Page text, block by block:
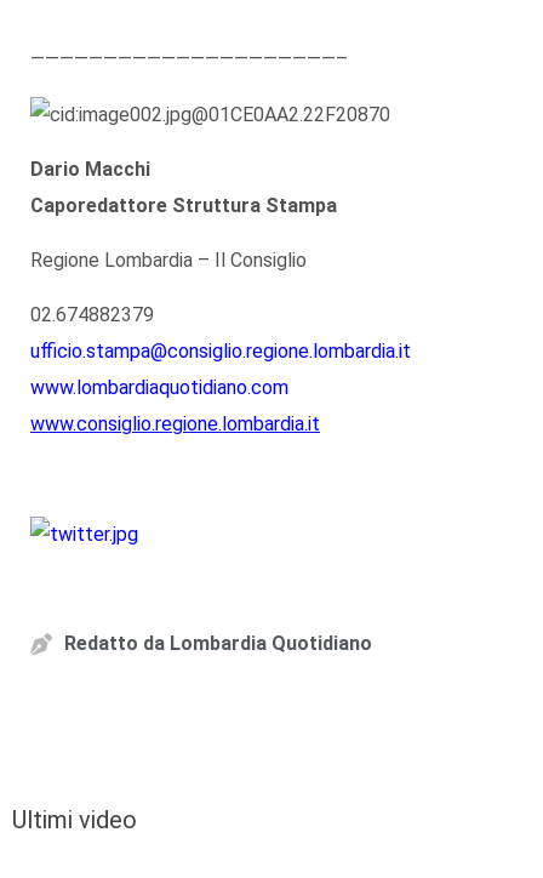
—————————————————————–
Dario Macchi
Caporedattore Struttura Stampa
Regione Lombardia – Il Consiglio
02.674882379
ufficio.stampa@consiglio.regione.lombardia.it
www.lombardiaquotidiano.com
www.consiglio.regione.lombardia.it
Redatto da Lombardia Quotidiano
Ultimi video